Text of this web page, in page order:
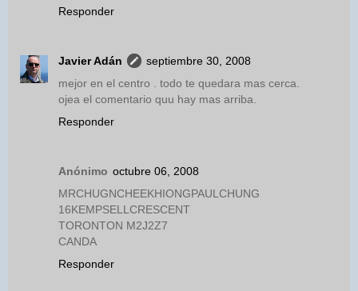
Responder
Javier Adán
septiembre 30, 2008
mejor en el centro . todo te quedara mas cerca.
ojea el comentario quu hay mas arriba.
Responder
Anónimo octubre 06, 2008
MRCHUGNCHEEKHIONGPAULCHUNG
16KEMPSELLCRESCENT
TORONTON M2J2Z7
CANDA
Responder